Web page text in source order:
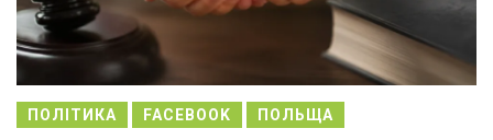
ПОЛІТИКА FACEBOOK ПОЛЬЩА